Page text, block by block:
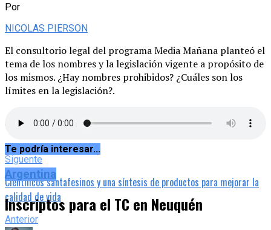
Por
NICOLAS PIERSON
El consultorio legal del programa Media Mañana planteó el
tema de los nombres y la legislación vigente a propósito de
los mismos. ¿Hay nombres prohibidos? ¿Cuáles son los
límites en la legislación?.
Temas relacionados:
Siguente
Científicos santafesinos y una síntesis de productos para mejorar la
calidad de vida
Anterior
Continuar Leyendo
Te podría interesar...
Argentina
Inscriptos para el TC en Neuquén